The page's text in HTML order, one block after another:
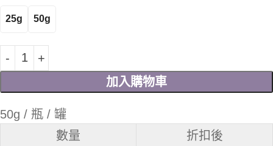
25g 50g
加入購物車
50g / 瓶 / 罐
數量
折扣後